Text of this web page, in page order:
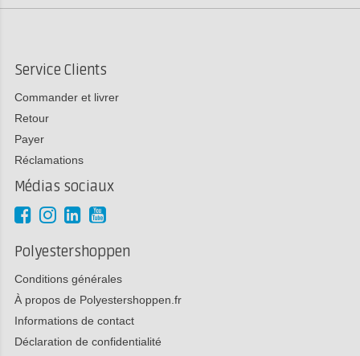
Service Clients
Commander et livrer
Retour
Payer
Réclamations
Médias sociaux
Polyestershoppen
Conditions générales
À propos de Polyestershoppen.fr
Informations de contact
Déclaration de confidentialité